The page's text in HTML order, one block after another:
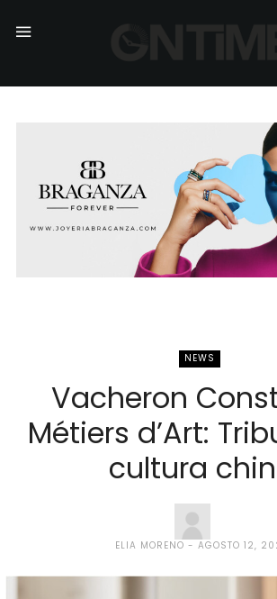
NEWS
Vacheron
Métiers d’Art:
cultura
ELIA MORENO AGOSTO 12,